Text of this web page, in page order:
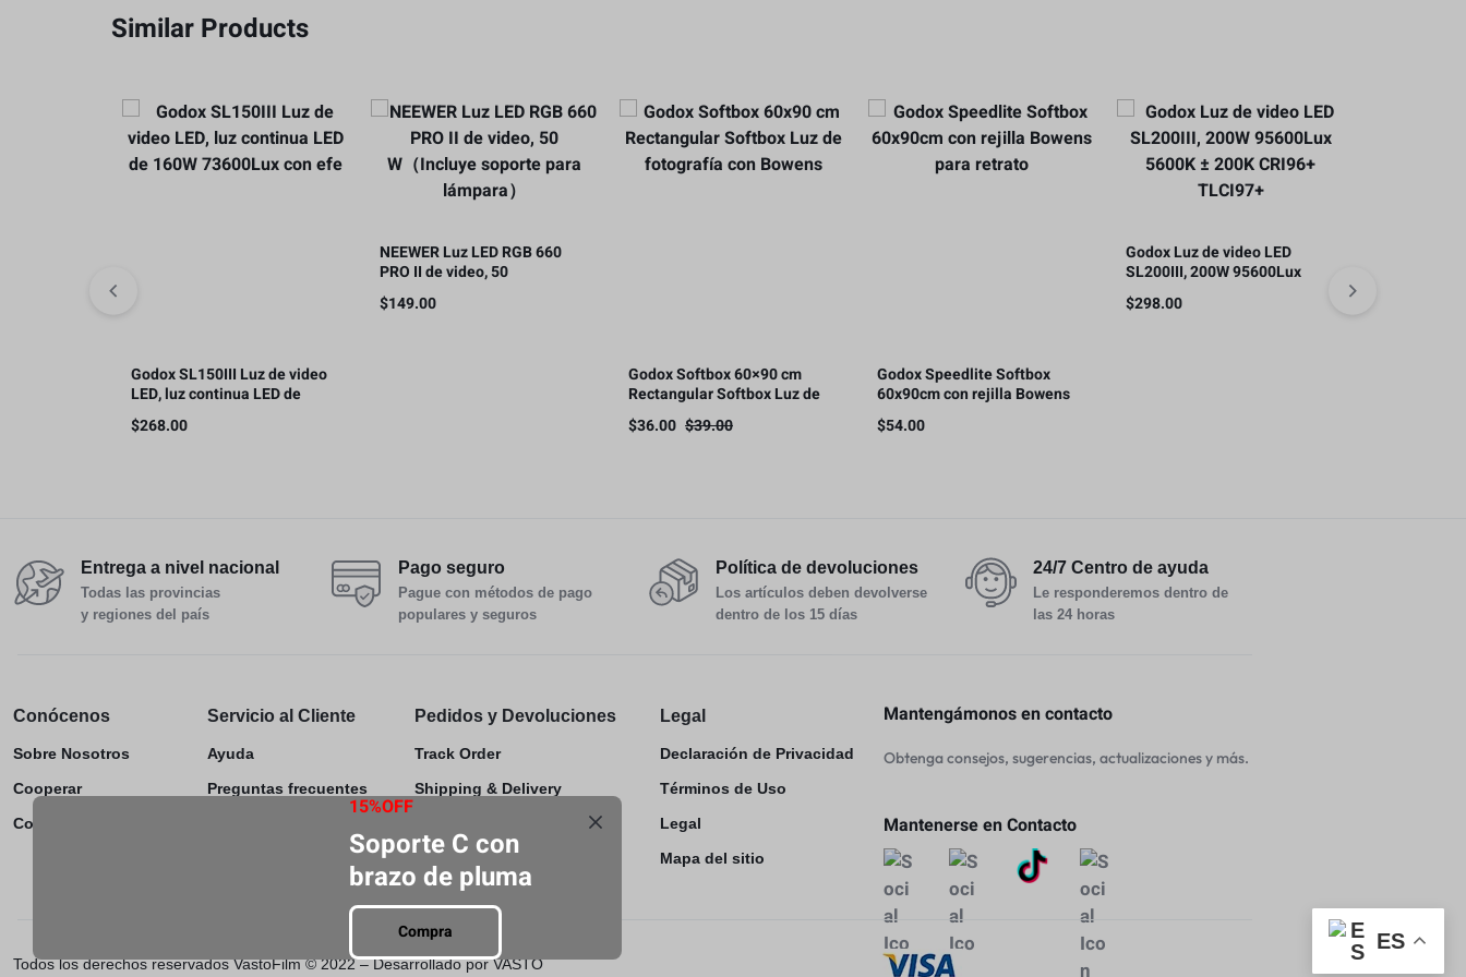
Similar Products
Godox SL150III Luz de video
LED, luz continua LED de
160W 73600Lux con efe
$268.00
NEEWER Luz LED RGB 660
PRO II de video, 50
W（Incluye soporte para
lámpara）
$149.00
Godox Softbox 60×90 cm
Rectangular Softbox Luz de
fotografía con Bowens
$36.00 $39.00
Godox Speedlite Softbox
60x90cm con rejilla Bowens
para retrato
$54.00
Godox Luz de video LED
SL200III, 200W 95600Lux
5600K ± 200K CRI96+
TLCI97+
$298.00
Entrega a nivel nacional
Todas las provincias
y regiones del país
Pago seguro
Pague con métodos de pago
populares y seguros
Política de devoluciones
Los artículos deben devolverse
dentro de los 15 días
24/7 Centro de ayuda
Le responderemos dentro de
las 24 horas
Conócenos
Sobre Nosotros
Cooperar
Contáctenos
Servicio al Cliente
Ayuda
Preguntas frecuentes
Pedidos y Devoluciones
Track Order
Shipping & Delivery
Legal
Declaración de Privacidad
Términos de Uso
Legal
Mapa del sitio
Mantengámonos en contacto
Obtenga consejos, sugerencias, actualizaciones y más.
Mantenerse en Contacto
Todos los derechos reservados VastoFilm © 2022 – Desarrollado por VASTO
15%OFF
Soporte C con
brazo de pluma
Compra ES